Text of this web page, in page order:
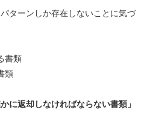
ターンしか存在しないことに気づ
書類
類
かに返却しなければならない書類」